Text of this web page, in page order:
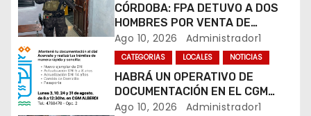
e
e
n
t
CÓRDOBA: FPA DETUVO A DOS
HOMBRES POR VENTA DE
DROGAS EN TRES BARRIOS DE
LA CAPITAL
Ago 10, 2026 Administrador1
CATEGORIAS LOCALES NOTICIAS
HABRÁ UN OPERATIVO DE
DOCUMENTACIÓN EN EL CGM
ALBERDI
Ago 10, 2026 Administrador1